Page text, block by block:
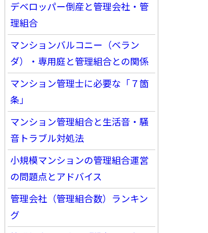
デベロッパー倒産と管理会社・管
理組合
マンションバルコニー（ベラン
ダ）・専用庭と管理組合との関係
マンション管理士に必要な「７箇
条」
マンション管理組合と生活音・騒
音トラブル対処法
小規模マンションの管理組合運営
の問題点とアドバイス
管理会社（管理組合数）ランキン
グ